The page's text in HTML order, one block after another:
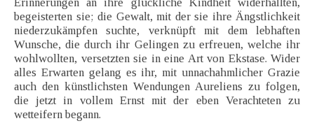
Erinnerungen an ihre glückliche Kindheit widerhallten,
begeisterten sie; die Gewalt, mit der sie ihre Ängstlichkeit
niederzukämpfen suchte, verknüpft mit dem lebhaften
Wunsche, die durch ihr Gelingen zu erfreuen, welche ihr
wohlwollten, versetzten sie in eine Art von Ekstase. Wider
alles Erwarten gelang es ihr, mit unnachahmlicher Grazie
auch den künstlichsten Wendungen Aureliens zu folgen,
die jetzt in vollem Ernst mit der eben Verachteten zu
wetteifern begann.